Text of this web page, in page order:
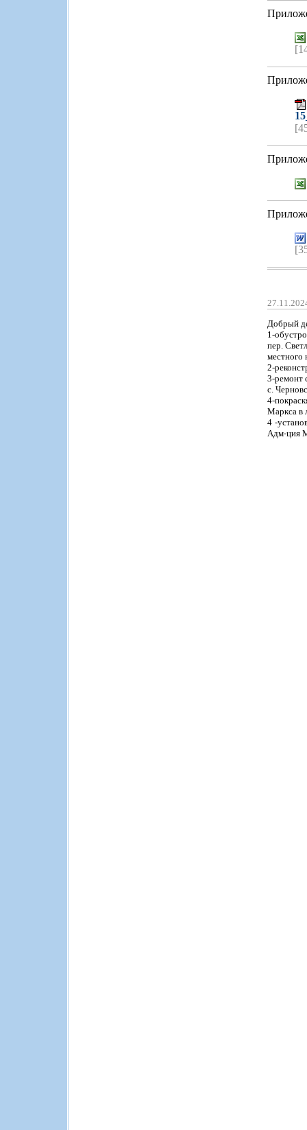
Добрый
1-
пер.
местного
2-
3-ремонт
с.
4-
Маркса в
4 -
Адм-ция